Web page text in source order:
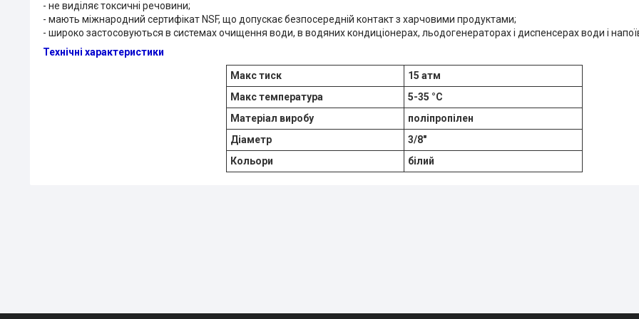
- не виділяє токсичні речовини;
- мають міжнародний сертифікат NSF, що допускає безпосередній контакт з харчовими продуктами;
- широко застосовуються в системах очищення води, в водяних кондиціонерах, льодогенераторах і диспенсерах води і
Технічні характеристики
Макс тиск
15 атм
Макс температура
5-35 °С
Матеріал виробу
поліпропілен
Діаметр
3/8"
Кольори
білий